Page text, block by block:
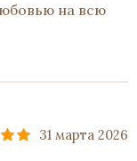
на всю
31 марта 2026